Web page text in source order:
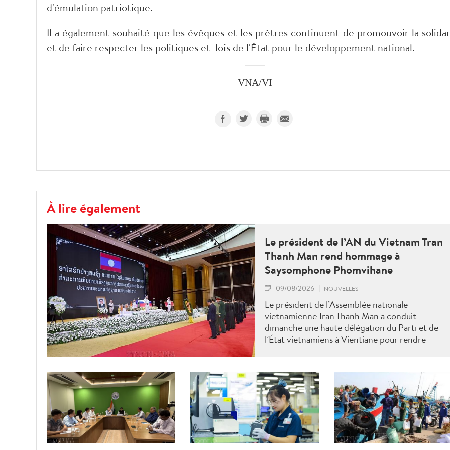
d'émulation patriotique.
Il a également souhaité que les évêques et les prêtres continuent de promouvoir la
et de faire respecter les politiques et lois de l'État pour le développement national.
VNA/VI
À lire également
Le président de l’AN du Vietnam Tran
Thanh Man rend hommage à
Saysomphone Phomvihane
09/08/2026 NOUVELLES
Le président de l’Assemblée nationale
vietnamienne Tran Thanh Man a conduit
dimanche une haute délégation du Parti et de
l’État vietnamiens à Vientiane pour rendre
soulignant ses contributions au renforcement
des relations d’amitié et de solidarité entre les
deux pays.